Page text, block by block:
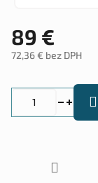
89 €
72,36 € bez DPH